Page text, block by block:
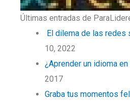
Últimas entradas de
El dilema de las redes
10, 2022
¿Aprender un idioma en
2017
Graba tus momentos